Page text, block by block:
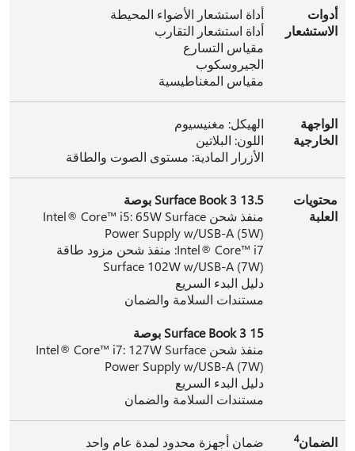
أدوات
الاستشعار
أداة استشعار الأضواء المحيطة
أداة استشعار التقارب
مقياس التسارع
الجيروسكوب
مقياس المغناطيسية‬
الواجهة
الخارجية
الهيكل: مغنيسيوم
اللون: البلاتين
الأزرار المادية: مستوى الصوت والطاقة
محتويات
العلبة
Surface Book 3 13.5 بوصة
منفذ شحن Intel® Core™ i5: 65W Surface
Power Supply w/USB-A (5W)
Intel® Core™ i7: منفذ شحن مزود طاقة
Surface 102W w/USB-A (7W)
دليل البدء السريع
مستندات السلامة والضمان
Surface Book 3 15 بوصة
منفذ شحن Intel® Core™ i7: 127W Surface
Power Supply w/USB-A (7W)
دليل البدء السريع
مستندات السلامة والضمان
الضمان4 ضمان أجهزة محدود لمدة عام واحد